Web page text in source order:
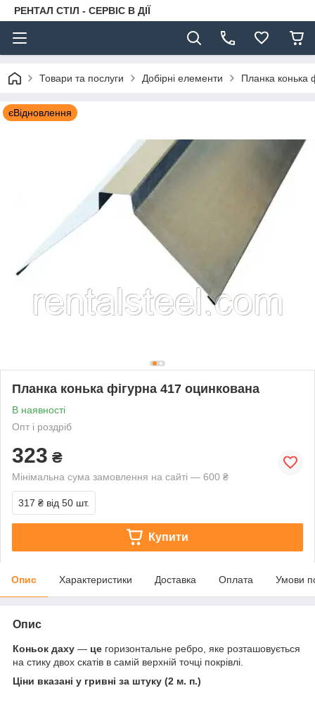
РЕНТАЛ СТІЛ - СЕРВІС В ДІЇ
Товари та послуги Добірні елементи Планка конька
єВідновлення
Планка конька фігурна 417 оцинкована
В наявності
Опт і роздріб
323 ₴
Мінімальна сума замовлення на сайті — 600 ₴
317 ₴ від 50 шт.
Купити
Опис Характеристики Доставка Оплата Умови
Опис
Коньок даху — це горизонтальне ребро, яке розташовується
на стику двох скатів в самій верхній точці покрівлі.
Ціни вказані у гривні за штуку (2 м. п.)